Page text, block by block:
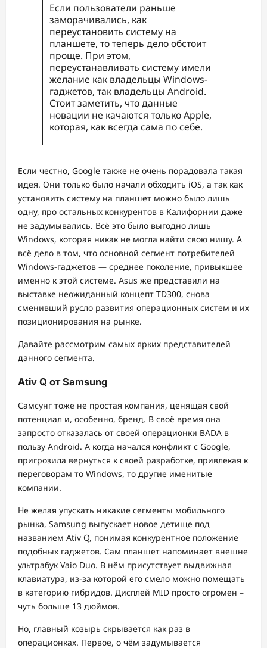
Если пользователи раньше
заморачивались, как
переустановить систему на
планшете, то теперь дело обстоит
проще. При этом,
переустанавливать систему имели
желание как владельцы Windows-
гаджетов, так владельцы Android.
Стоит заметить, что данные
новации не качаются только Apple,
которая, как всегда сама по себе.
Если честно, Google также не очень порадовала такая
идея. Они только было начали обходить iOS, а так как
установить систему на планшет можно было лишь
одну, про остальных конкурентов в Калифорнии даже
не задумывались. Всё это было выгодно лишь
Windows, которая никак не могла найти свою нишу. А
всё дело в том, что основной сегмент потребителей
Windows-гаджетов — среднее поколение, привыкшее
именно к этой системе. Asus же представили на
выставке неожиданный концепт TD300, снова
сменивший русло развития операционных систем и их
позиционирования на рынке.
Давайте рассмотрим самых ярких представителей
данного сегмента.
Ativ Q от Samsung
Самсунг тоже не простая компания, ценящая свой
потенциал и, особенно, бренд. В своё время она
запросто отказалась от своей операционки BADA в
пользу Android. А когда начался конфликт с Google,
пригрозила вернуться к своей разработке, привлекая к
переговорам то Windows, то другие именитые
компании.
Не желая упускать никакие сегменты мобильного
рынка, Samsung выпускает новое детище под
названием Ativ Q, понимая конкурентное положение
подобных гаджетов. Сам планшет напоминает внешне
ультрабук Vaio Duo. В нём присутствует выдвижная
клавиатура, из-за которой его смело можно помещать
в категорию гибридов. Дисплей MID просто огромен –
чуть больше 13 дюймов.
Но, главный козырь скрывается как раз в
операционках. Первое, о чём задумывается